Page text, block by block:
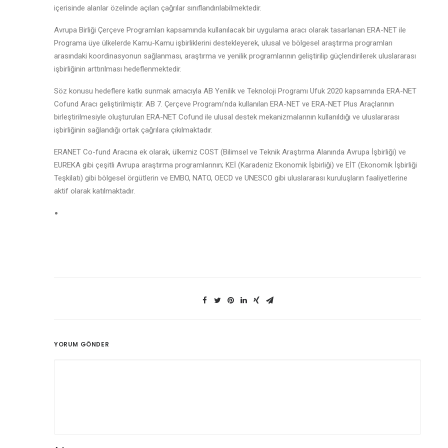
içerisinde alanlar özelinde açılan çağrılar sınıflandırılabilmektedir.
Avrupa Birliği Çerçeve Programları kapsamında kullanılacak bir uygulama aracı olarak tasarlanan ERA-NET ile
Programa üye ülkelerde Kamu-Kamu işbirliklerini destekleyerek, ulusal ve bölgesel araştırma programları
arasındaki koordinasyonun sağlanması, araştırma ve yenilik programlarının geliştirilip güçlendirilerek uluslararası
işbirliğinin arttırılması hedeflenmektedir.
Söz konusu hedeflere katkı sunmak amacıyla AB Yenilik ve Teknoloji Programı Ufuk 2020 kapsamında ERA-NET
Cofund Aracı geliştirilmiştir. AB 7. Çerçeve Programı’nda kullanılan ERA-NET ve ERA-NET Plus Araçlarının
birleştirilmesiyle oluşturulan ERA-NET Cofund ile ulusal destek mekanizmalarının kullanıldığı ve uluslararası
işbirliğinin sağlandığı ortak çağrılara çıkılmaktadır.
ERANET Co-fund Aracına ek olarak, ülkemiz COST (Bilimsel ve Teknik Araştırma Alanında Avrupa İşbirliği) ve
EUREKA gibi çeşitli Avrupa araştırma programlarının; KEİ (Karadeniz Ekonomik İşbirliği) ve EİT (Ekonomik İşbirliği
Teşkilatı) gibi bölgesel örgütlerin ve EMBO, NATO, OECD ve UNESCO gibi uluslararası kuruluşların faaliyetlerine
aktif olarak katılmaktadır.
YORUM GÖNDER